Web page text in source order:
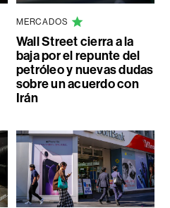
MERCADOS
Wall Street cierra a la
baja por el repunte del
petróleo y nuevas dudas
sobre un acuerdo con
Irán